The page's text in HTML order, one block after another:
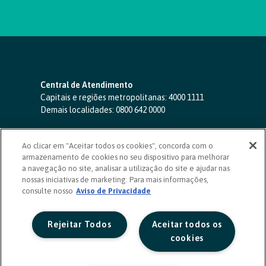
Central de Atendimento
Capitais e regiões metropolitanas: 4000 1111
Demais localidades: 0800 642 0000
SAC 24 horas-0800 724 4420
Ouvidoria
0800 725 0996
(de segunda a sexta, das 8h às 20h)
ouvidoriasicoob.com.br
Deficientes auditivos ou de fala
Ao clicar em "Aceitar todos os cookies", concorda com o
armazenamento de cookies no seu dispositivo para melhorar
a navegação no site, analisar a utilização do site e ajudar nas
nossas iniciativas de marketing. Para mais informações,
consulte nosso Aviso de Privacidade
Aceitar todos os
cookies
Rejeitar Todos